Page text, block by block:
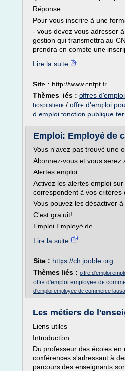
Réponse :
Pour vous inscrire à une
- vous devez vous adresser
gestion qui transmettra au
prendra en compte une
Lire la suite
Site : http://www.cnfpt.fr
Thèmes liés : offres
hospitaliere / offre d'emploi
d emploi fonction publique
Emploi: Employé de
Vous n'avez pas trouvé une
Abonnez-vous et vous serez
Alertes emploi
Activez les alertes emploi
correspondent à vos critères
Vous pouvez les désactiver
C'est gratuit!
Emploi Employé de...
Lire la suite
Site : https://ch.jooble.org
Thèmes liés : offre d'emploi
offre d'emploi employee de
d'emploi employee de commerce
Les métiers de
Liens utiles
Introduction
Du professeur des écoles
conférences s'adressant à
parcours des enseignants